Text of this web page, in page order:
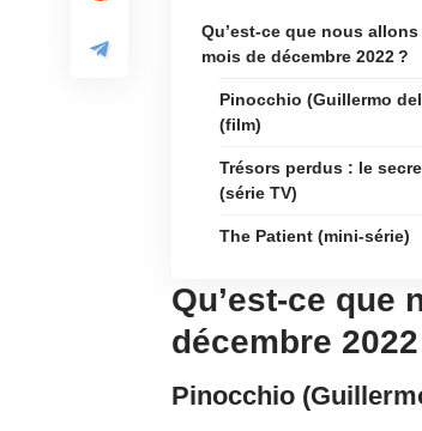
Qu’est-ce que nous
mois de décembre 2022 ?
Pinocchio (Guillermo
(film)
Trésors perdus : le
(série TV)
The Patient (mini-série)
Qu’est-ce que
décembre
Pinocchio